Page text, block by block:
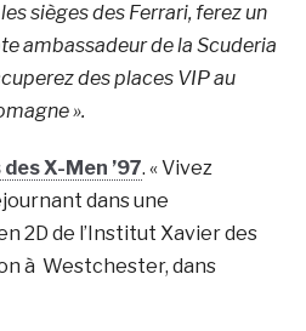
sièges des Ferrari, ferez un
ambassadeur de la Scuderia
des places VIP au
».
X-Men ’97. « Vivez
dans une
2D de l’Institut Xavier des
à Westchester, dans